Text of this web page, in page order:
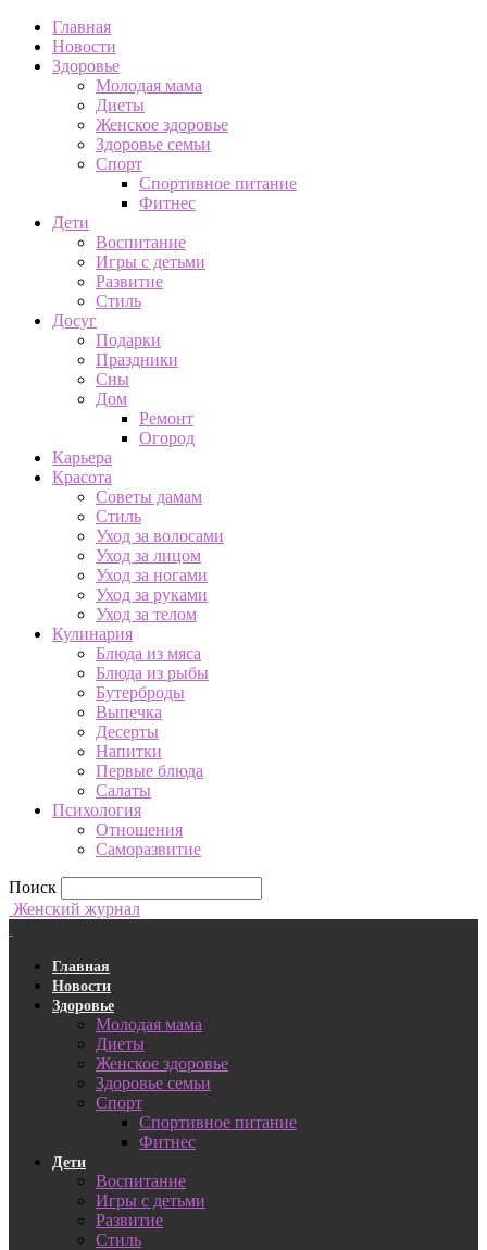
Главная
Новости
Здоровье
Молодая мама
Диеты
Женское здоровье
Здоровье семьи
Спорт
Спортивное питание
Фитнес
Дети
Воспитание
Игры с детьми
Развитие
Стиль
Досуг
Подарки
Праздники
Сны
Дом
Ремонт
Огород
Карьера
Красота
Советы дамам
Стиль
Уход за волосами
Уход за лицом
Уход за ногами
Уход за руками
Уход за телом
Кулинария
Блюда из мяса
Блюда из рыбы
Бутерброды
Выпечка
Десерты
Напитки
Первые блюда
Салаты
Психология
Отношения
Саморазвитие
Поиск
Женский журнал
Главная
Новости
Здоровье
Молодая мама
Диеты
Женское здоровье
Здоровье семьи
Спорт
Спортивное питание
Фитнес
Дети
Воспитание
Игры с детьми
Развитие
Стиль